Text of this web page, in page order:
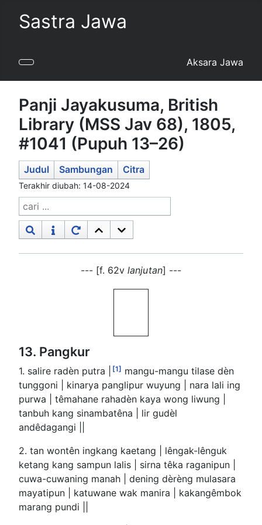
Sastra Jawa
Aksara Jawa
Panji Jayakusuma, British
Library (MSS Jav 68), 1805,
#1041 (Pupuh 13–26)
Judul Sambungan Citra
Terakhir diubah: 14-08-2024
--- [f. 62v lanjutan] ---
13. Pangkur
1. salire radèn putra | [1] mangu-mangu tilase dèn
tunggoni | kinarya panglipur wuyung | nara lali ing
purwa | têmahane rahadèn kaya wong liwung |
tanbuh kang sinambatêna | lir gudèl
andêdagangi ||
2. tan wontên ingkang kaetang | lêngak-lênguk
ketang kang sampun lalis | sirna têka raganipun |
cuwa-cuwaning manah | dening dèrèng mulasara
mayatipun | katuwane wak manira | kakangêmbok
marang pundi ||